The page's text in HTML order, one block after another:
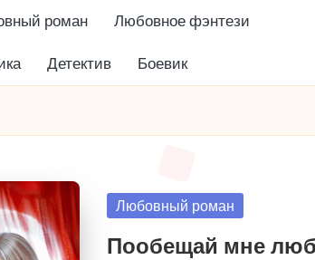
роман Любовное фэнтези
Детектив Боевик
Опубликовано
Любовный роман
Пообещай мне